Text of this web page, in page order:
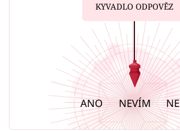
KYVADLO ODPOVĚZ
ANO NEVÍM NE